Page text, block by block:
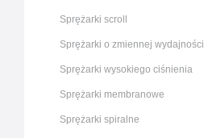
Sprężarki scroll
Sprężarki o zmiennej wydajności
Sprężarki wysokiego ciśnienia
Sprężarki membranowe
Sprężarki spiralne